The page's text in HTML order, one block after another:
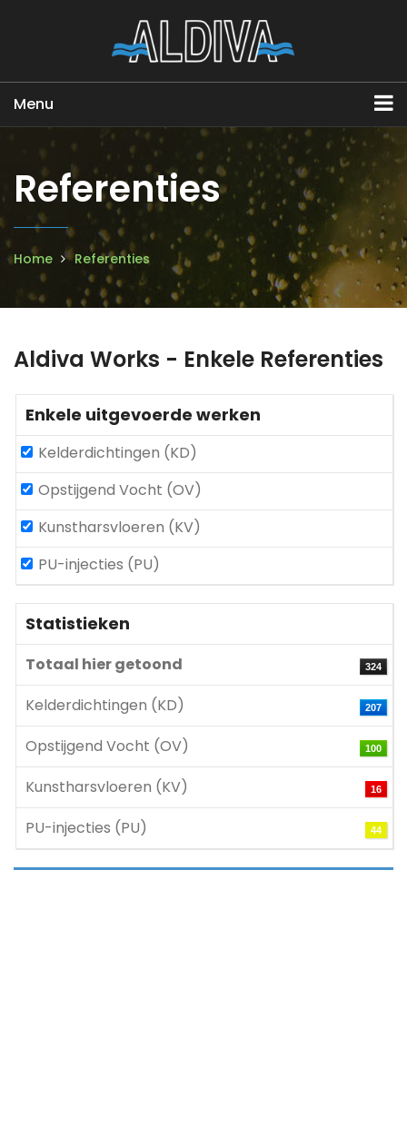
Menu
Referenties
Home Referenties
Aldiva Works - Enkele Referenties
Enkele uitgevoerde werken
Kelderdichtingen (KD)
Opstijgend Vocht (OV)
Kunstharsvloeren (KV)
PU-injecties (PU)
Statistieken
Totaal hier getoond 324
Kelderdichtingen (KD) 207
Opstijgend Vocht (OV) 100
Kunstharsvloeren (KV) 16
PU-injecties (PU) 44